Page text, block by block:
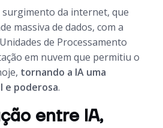
surgimento da internet, que
massiva de dados, com a
de Processamento
em nuvem que permitiu o
tornando a IA uma
e poderosa.
entre IA,